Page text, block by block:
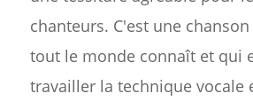
chanteurs. C'est une
tout le monde connaît et qui
travailler la technique vocale